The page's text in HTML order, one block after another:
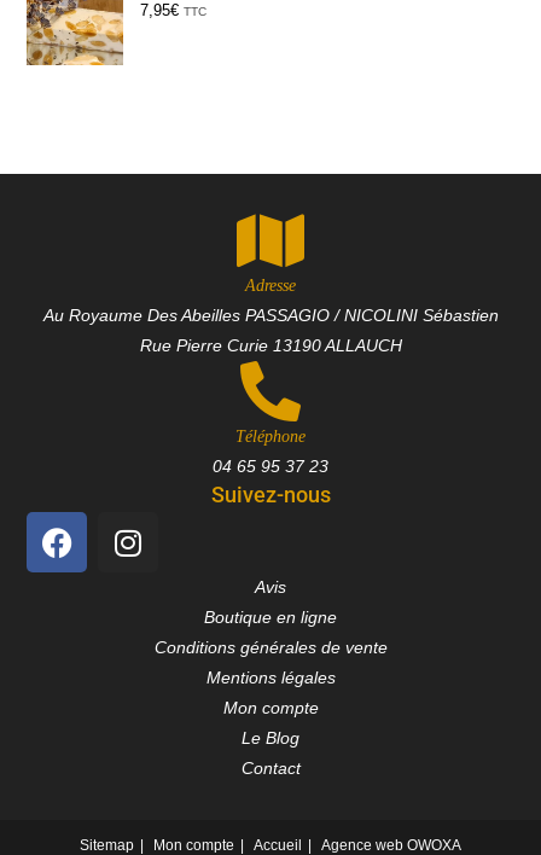
7,95€ TTC
Adresse
Au Royaume Des Abeilles PASSAGIO / NICOLINI Sébastien
Rue Pierre Curie 13190 ALLAUCH
Téléphone
04 65 95 37 23
Suivez-nous
Avis
Boutique en ligne
Conditions générales de vente
Mentions légales
Mon compte
Le Blog
Contact
Sitemap Mon compte Accueil Agence web OWOXA